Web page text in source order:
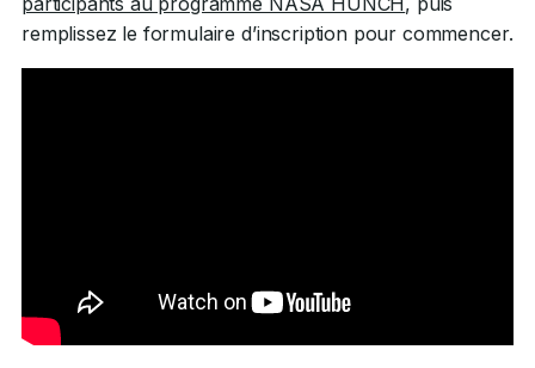
remplissez le formulaire d’inscription pour commencer.